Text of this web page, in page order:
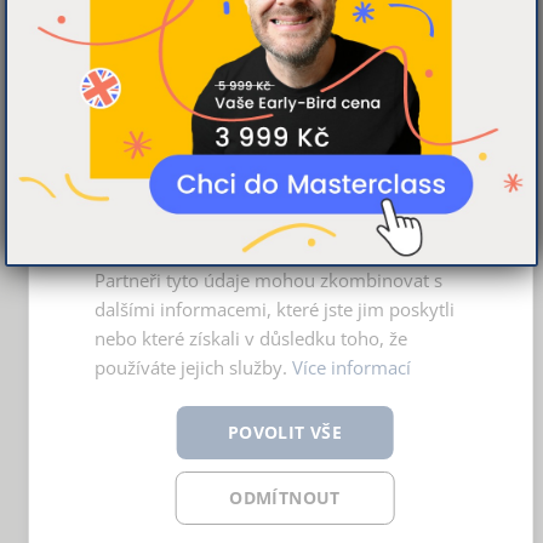
Rachel Bright
Překrásně ilustrovaný ajednoduše podaný příběh
překonávání obav z neznámého. Koala zůstává na
svém stromě, až jednou spadne a zjistí, že neznámo
ještě nemusí znamenat něco špatného a děsivého.
Najde si nové kamarády a uvidíte, že vše dobře
Tato webová stránka používá
cookies
K personalizaci obsahu a reklam,
poskytování funkcí sociálních médií a
analýze naší návštěvnosti využíváme
soubory cookie. Informace o tom, jak náš
web používáte, sdílíme se svými partnery
pro sociální média, inzerci a analýzy.
Partneři tyto údaje mohou zkombinovat s
dalšími informacemi, které jste jim poskytli
nebo které získali v důsledku toho, že
používáte jejich služby.Více informací
POVOLIT VŠE
ODMÍTNOUT